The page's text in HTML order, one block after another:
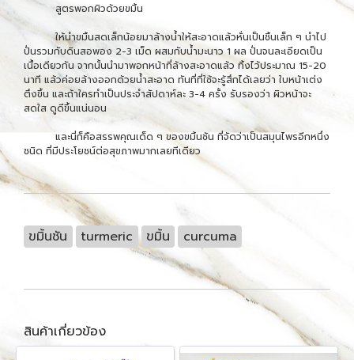
สูตรพอกผิวด้วยขมิ้น
ให้นำขมิ้นสดเล็กน้อยมาล้างน้ำให้สะอาดแล้วหั่นเป็นชิ้นเล็ก ๆ นำไป
ปั่นรวมกับดินสอพอง 2-3 เม็ด ผสมกับน้ำมะนาว 1 ผล ปั่นจนละเอียดเป็น
เนื้อเดียวกัน จากนั้นนำมาพอกหน้าที่ล้างสะอาดแล้ว ทิ้งไว้ประมาณ 15-20
นาที แล้วค่อยล้างออกด้วยน้ำสะอาด ทันที่ที่ใช้จะรู้สึกได้เลยว่า ใบหน้าเต่ง
ตึงขึ้น และถ้าใครทำเป็นประจำสัปดาห์ละ 3-4 ครั้ง รับรองว่า ผิวหน้าจะ
สดใส ดูดีขึ้นแน่นอน
และนี่ก็คือสรรพคุณเด็ด ๆ ของขมิ้นชัน ที่จัดว่าเป็นสมุนไพรอีกหนึ่ง
ชนิด ที่มีประโยชน์ต่อสุขภาพมากเลยทีเดียว
ขมิ้นชัน turmeric ขมิ้น curcuma
สินค้าเกี่ยวข้อง